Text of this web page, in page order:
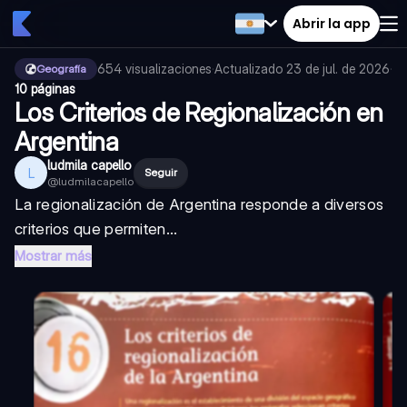
Abrir la app
Geografía 654 visualizaciones·Actualizado 23 de jul. de 2026·
10 páginas
Los Criterios de Regionalización en
Argentina
L ludmila capello
@ludmilacapello
Seguir
La regionalización de Argentina responde a diversos
criterios que permiten...
Mostrar más